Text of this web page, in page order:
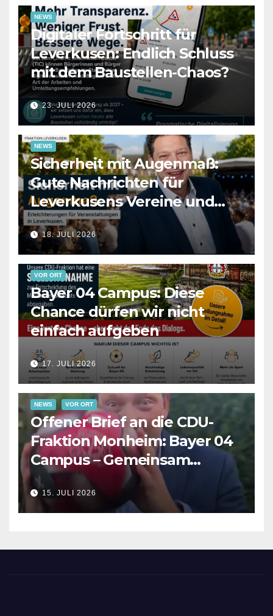
NEWS
Digitaler Fortschritt für
Leverkusen: Endlich Schluss
mit dem Baustellen-Chaos?
23. JULI 2026
NEWS
Sicherheit mit Augenmaß:
Gute Nachrichten für
Leverkusens Vereine und
Veranstalter
18. JULI 2026
VOR ORT
Bayer 04 Campus: Diese
Chance dürfen wir nicht
einfach aufgeben
17. JULI 2026
NEWS VOR ORT
Offener Brief an die CDU-
Fraktion Monheim: Bayer 04
Campus – Gemeinsam
Verantwortung für die
Zukunft übernehmen
15. JULI 2026